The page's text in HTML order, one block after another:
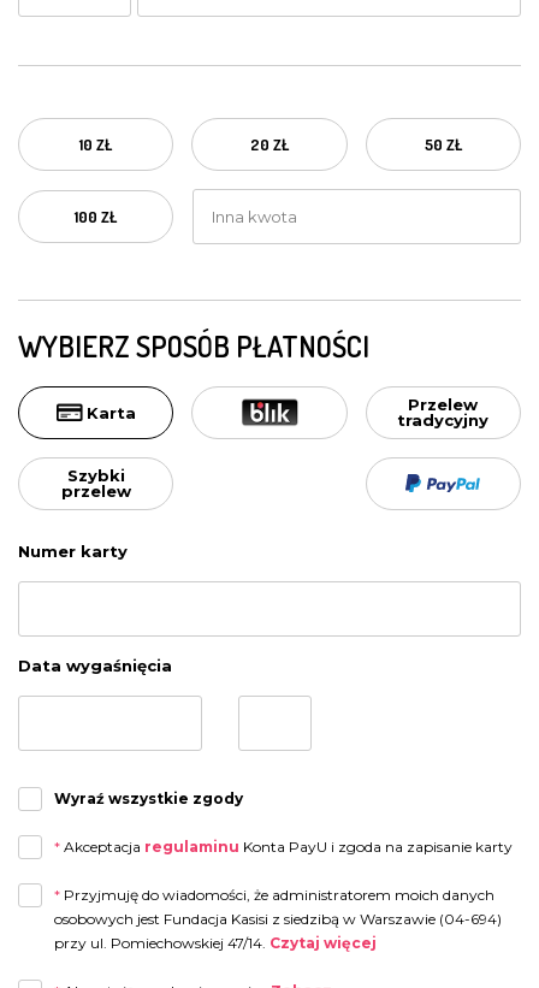
10 ZŁ 20 ZŁ 50 ZŁ
100 ZŁ
WYBIERZ SPOSÓB PŁATNOŚCI
Karta
Przelew
tradycyjny
Szybki
przelew
Numer karty
Data wygaśnięcia
Wyraź wszystkie zgody
* Akceptacja regulaminu Konta PayU i zgoda na zapisanie karty
* Przyjmuję do wiadomości, że administratorem moich danych
osobowych jest Fundacja Kasisi z siedzibą w Warszawie (04-694)
przy ul. Pomiechowskiej 47/14. Czytaj więcej
Przyjmuję do wiadomości, że administratorem moich danych osobowych jest